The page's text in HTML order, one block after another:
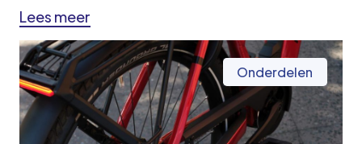
Lees meer
Onderdelen